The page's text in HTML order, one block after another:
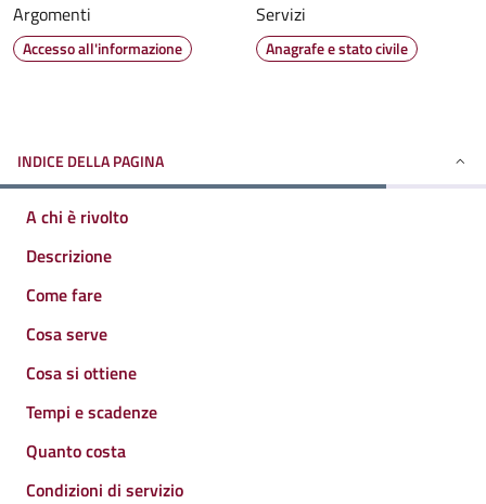
Argomenti
Accesso all'informazione
Servizi
Anagrafe e stato civile
INDICE DELLA PAGINA
A chi è rivolto
Descrizione
Come fare
Cosa serve
Cosa si ottiene
Tempi e scadenze
Quanto costa
Condizioni di servizio